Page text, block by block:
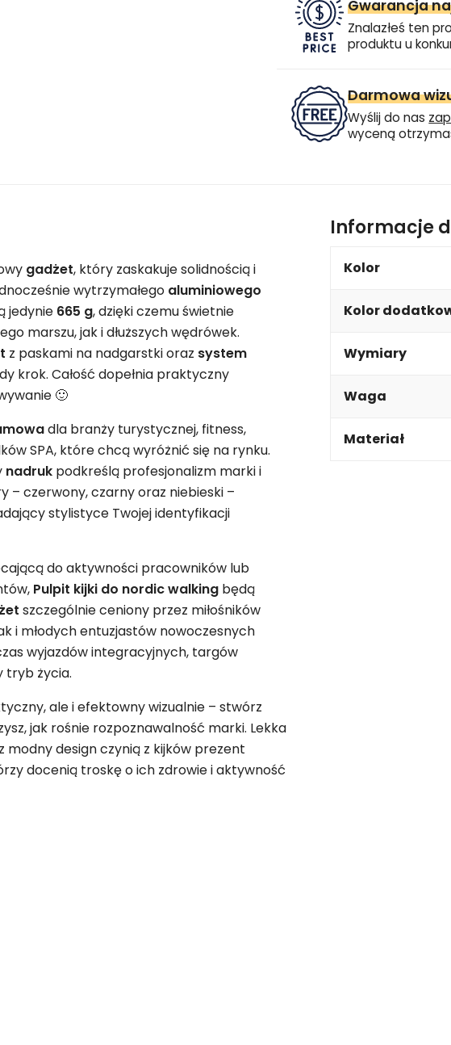
Gwarancja
Znalazłeś ten
produktu u
Darmowa
Wyślij do nas
wyceną
gadżet, który zaskakuje solidnością i
wytrzymałego aluminiowego
jedynie 665 g, dzięki czemu świetnie
marszu, jak i dłuższych wędrówek.
z paskami na nadgarstki oraz system
krok. Całość dopełnia praktyczny
🙂
dla branży turystycznej, fitness,
SPA, które chcą wyróżnić się na rynku.
nadruk podkreślą profesjonalizm marki i
– czerwony, czarny oraz niebieski –
stylistyce Twojej identyfikacji
do aktywności pracowników lub
Pulpit kijki do nordic walking będą
szczególnie ceniony przez miłośników
i młodych entuzjastów nowoczesnych
wyjazdów integracyjnych, targów
tryb życia.
ale i efektowny wizualnie – stwórz
jak rośnie rozpoznawalność marki. Lekka
modny design czynią z kijków prezent
docenią troskę o ich zdrowie i aktywność
Informacje
Kolor
Kolor
Wymiary
Waga
Materiał